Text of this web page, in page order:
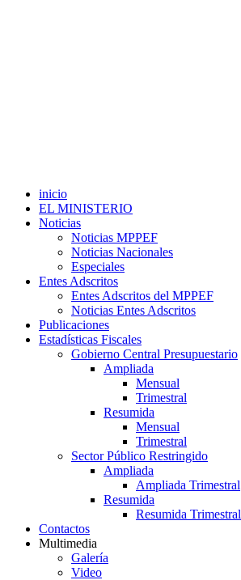
inicio
EL MINISTERIO
Noticias
Noticias MPPEF
Noticias Nacionales
Especiales
Entes Adscritos
Entes Adscritos del MPPEF
Noticias Entes Adscritos
Publicaciones
Estadísticas Fiscales
Gobierno Central Presupuestario
Ampliada
Mensual
Trimestral
Resumida
Mensual
Trimestral
Sector Público Restringido
Ampliada
Ampliada Trimestral
Resumida
Resumida Trimestral
Contactos
Multimedia
Galería
Video